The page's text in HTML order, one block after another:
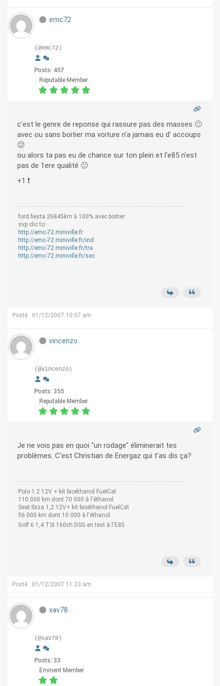
emc72
(@emc72)
Posts: 457
Reputable Member
c'est le genre de reponse qui rassure pas des masses 🙁
avec ou sans boitier ma voiture n'a jamais eu d' accoups
😕
ou alors ta pas eu de chance sur ton plein et l'e85 n'est
pas de 1ere qualité 🙁
+1 ❗
ford fiesta 26845km à 100% avec boitier
svp clic to:
http://emc-72.miniville.fr
http://emc-72.miniville.fr/ind
http://emc-72.miniville.fr/tra
http://emc-72.miniville.fr/sec
Posté : 01/12/2007 10:57 am
vincenzo
(@vincenzo)
Posts: 355
Reputable Member
Je ne vois pas en quoi "un rodage" éliminerait tes
problèmes. C'est Christian de Energaz qui t'as dis ça?
Polo 1.2 12V + kit bioéthanol FuelCat
110 000 km dont 70 000 à l'éthanol
Seat Ibiza 1,2 12V+ kit bioéthanol FuelCat
56 000 km dont 10 000 à l'éthanol
Golf 6 1,4 TSI 160ch DSG en test à l'E85
Posté : 01/12/2007 11:23 am
xav78
(@xav78)
Posts: 33
Eminent Member